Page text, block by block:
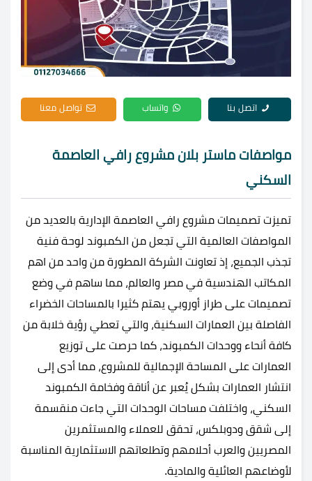
اتصل بنا واتساب تواصل معنا
مواصفات ماستر بلان مشروع رافي العاصمة
السكني
تميزت تصميمات مشروع رافي العاصمة الإدارية بالعديد من
المواصفات العالمية التي تجعل من الكمبوند لوحة فنية
تجذب الجميع، إذ تعاونت الشركة المطورة من واحد من اهم
المكاتب الهندسية في مصر والعالم، مما ساهم في وضع
تصميمات على طراز أوروبي يهتم كثيرا بالمساحات الخضراء
الفاصلة بين العمارات السكنية، والتي تعطي رؤية خلابة من
كافة أنحاء ووحدات الكمبوند، كما حرصت على توزيع
العمارات على المساحة الإجمالية للمشروع، مما أدى إلى
انتشار العمارات بشكل يُعبر عن أناقة وفخامة الكمبوند
السكني، واختلفت مساحات الوحدات التي جاءت منقسمة
إلى شقق ودوبلكس، تحقق للعملاء والمستثمرين
المصريين والعرب أحلامهم وتطلعاتهم الاستثمارية المناسبة
لأوضاعهم العائلية والمادية.